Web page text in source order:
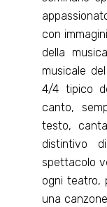
con
della
musicale
4/4 tipico
canto,
testo,
distintivo
spettacolo
ogni teatro,
una